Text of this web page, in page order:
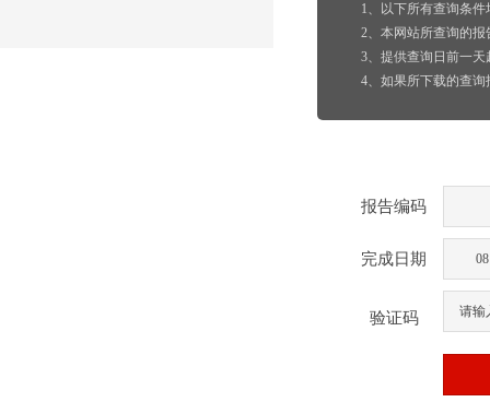
1、以下所有查询条
2、本网站所查询的
3、提供查询日前一
4、如果所下载的查
报告编码
完成日期
验证码